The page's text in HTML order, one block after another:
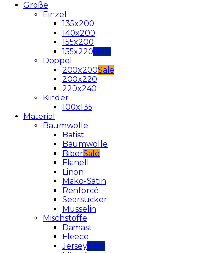
Größe
Einzel
135x200
140x200
155x200
155x220
Doppel
200x200
200x220
220x240
Kinder
100x135
Material
Baumwolle
Batist
Baumwolle
Biber
Flanell
Linon
Mako-Satin
Renforcé
Seersucker
Musselin
Mischstoffe
Damast
Fleece
Jersey